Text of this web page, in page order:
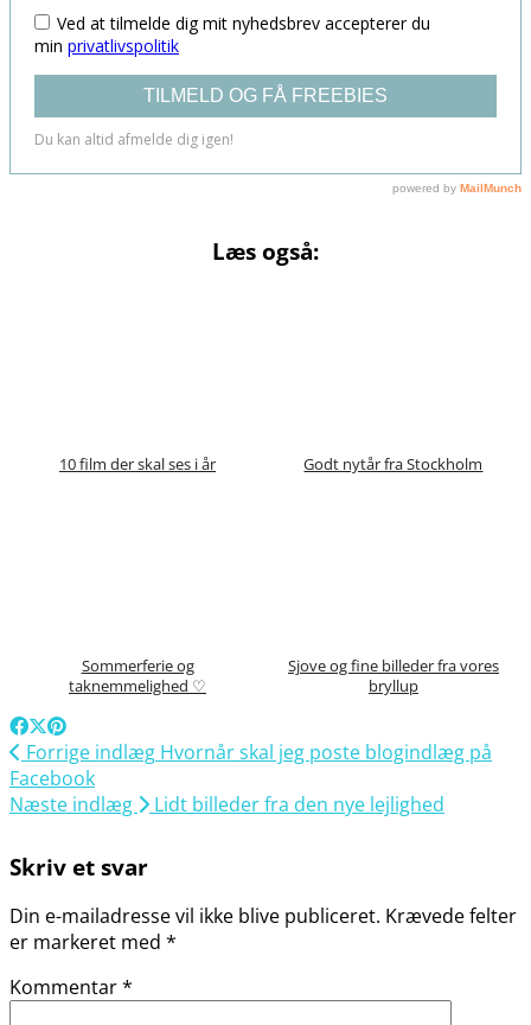
Læs også:
10 film der skal ses i år Godt nytår fra Stockholm
Sommerferie og
taknemmelighed ♡
Sjove og fine billeder fra vores
bryllup
Forrige indlæg Hvornår skal jeg poste blogindlæg på
Facebook
Næste indlæg
Lidt billeder fra den nye lejlighed
Skriv et svar
Din e-mailadresse vil ikke blive publiceret. Krævede felter
er markeret med *
Kommentar*